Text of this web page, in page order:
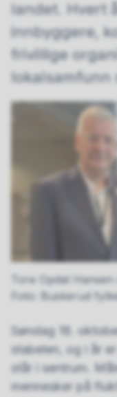
landet. Hvert
innbyggere,
frivillige
lokalsamfunn
Tore Opdal
Buskerud
Søndag 18.
stabelen, og i år
står i sentrum.
mennesker på